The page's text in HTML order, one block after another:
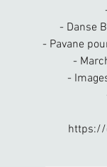
- Danse
- Pavane
-
-
https://